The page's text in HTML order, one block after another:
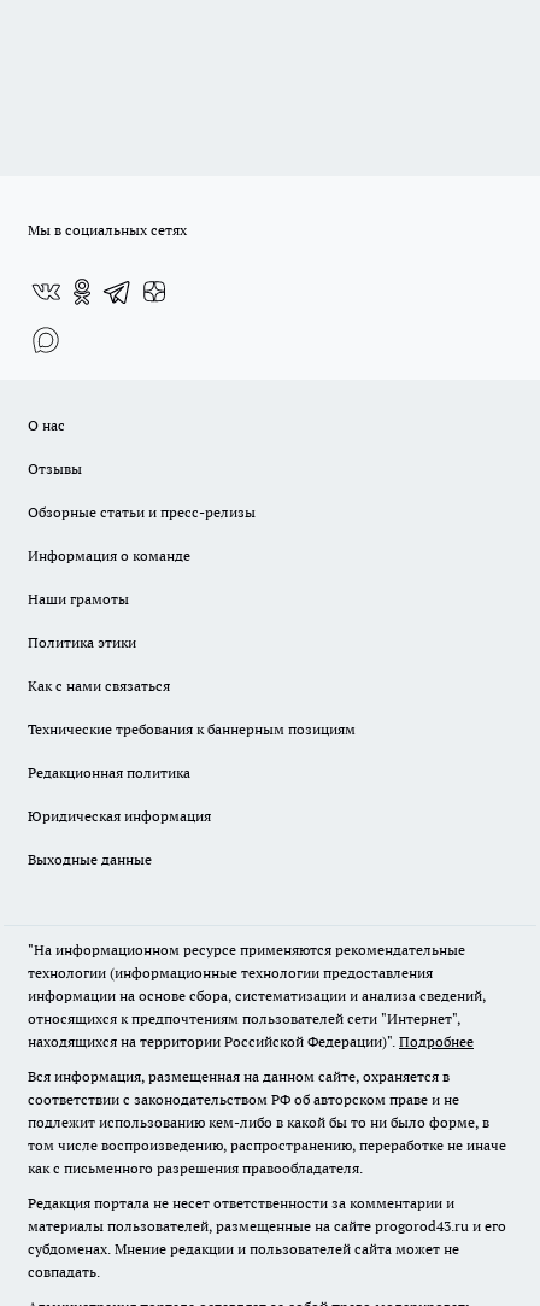
Мы в социальных сетях
О нас
Отзывы
Обзорные статьи и пресс-релизы
Информация о команде
Наши грамоты
Политика этики
Как с нами связаться
Технические требования к баннерным позициям
Редакционная политика
Юридическая информация
Выходные данные
"На информационном ресурсе применяются рекомендательные
технологии (информационные технологии предоставления
информации на основе сбора, систематизации и анализа сведений,
относящихся к предпочтениям пользователей сети "Интернет",
находящихся на территории Российской Федерации)". Подробнее
Вся информация, размещенная на данном сайте, охраняется в
соответствии с законодательством РФ об авторском праве и не
подлежит использованию кем-либо в какой бы то ни было форме, в
том числе воспроизведению, распространению, переработке не иначе
как с письменного разрешения правообладателя.
Редакция портала не несет ответственности за комментарии и
материалы пользователей, размещенные на сайте progorod43.ru и его
субдоменах. Мнение редакции и пользователей сайта может не
совпадать.